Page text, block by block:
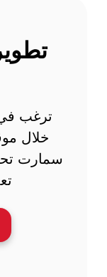
ترغب
خلال
سمارت